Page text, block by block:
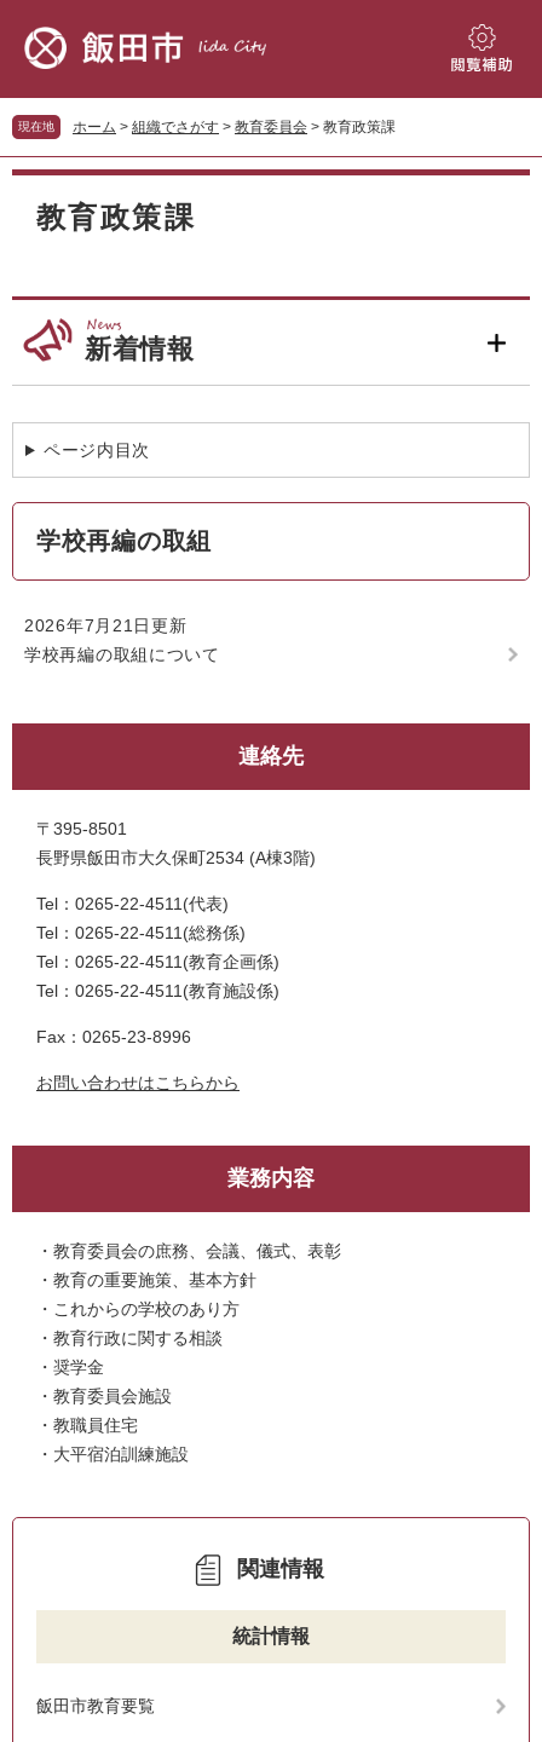
先
頭
を
飛
閲
現在地 ホーム > 組織でさがす > 教育委員会 > 教育政策課
本
教育政策課
新着情報
ページ内目次
学校再編の取組
2026年7月21日更新
学校再編の取組について
連絡先
〒395-8501
長野県飯田市大久保町2534 (A棟3階)
Tel：0265-22-4511 代表
Tel：0265-22-4511 総務係
Tel：0265-22-4511 教育企画係
Tel：0265-22-4511 教育施設係
Fax：0265-23-8996
お問い合わせはこちらから
業務内容
・教育委員会の庶務、会議、儀式、表彰
・教育の重要施策、基本方針
・これからの学校のあり方
・教育行政に関する相談
・奨学金
・教育委員会施設
・教職員住宅
・大平宿泊訓練施設
関連情報
統計情報
飯田市教育要覧